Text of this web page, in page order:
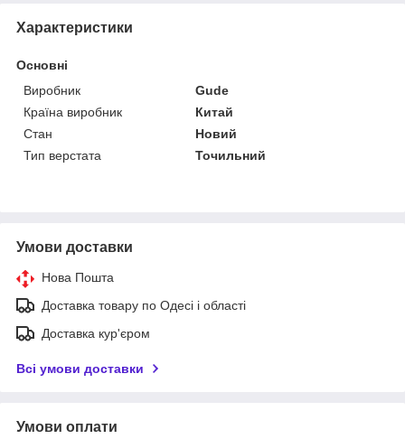
Характеристики
Основні
Виробник
Gude
Країна виробник
Китай
Стан
Новий
Тип верстата
Точильний
Умови доставки
Нова Пошта
Доставка товару по Одесі і області
Доставка кур'єром
Всі умови доставки
Умови оплати